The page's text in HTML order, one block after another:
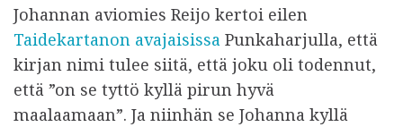
Johannan aviomies Reijo kertoi eilen
Taidekartanon avajaisissa Punkaharjulla, että
kirjan nimi tulee siitä, että joku oli todennut,
että ”on se tyttö kyllä pirun hyvä
maalaamaan”. Ja niinhän se Johanna kyllä